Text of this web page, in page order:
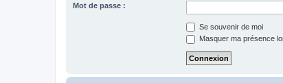
Mot de passe :
Se souvenir de moi
Masquer ma présence